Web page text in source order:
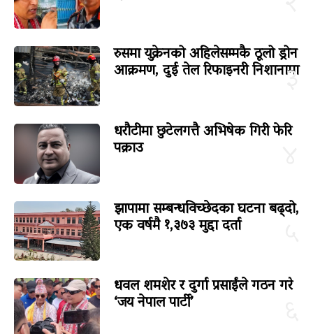
३
रुसमा युक्रेनको अहिलेसम्मकै ठूलो ड्रोन
आक्रमण, दुई तेल रिफाइनरी निशानामा
धरौटीमा छुटेलगत्तै अभिषेक गिरी फेरि
पक्राउ
झापामा सम्बन्धविच्छेदका घटना बढ्दो,
एक वर्षमै १,३७३ मुद्दा दर्ता
धवल शमशेर र दुर्गा प्रसाईंले गठन गरे
‘जय नेपाल पार्टी’